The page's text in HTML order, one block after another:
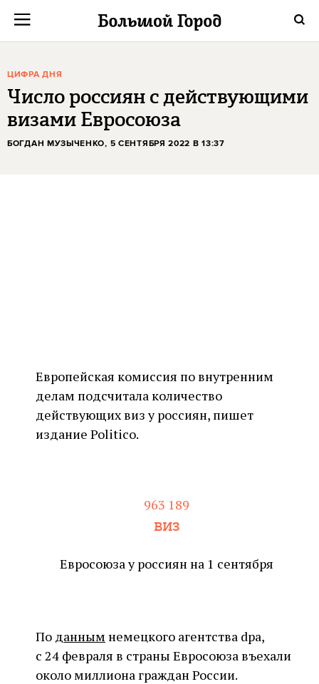
ЦИФРА ДНЯ
Число россиян с действующими
визами Евросоюза
БОГДАН МУЗЫЧЕНКО, 5 СЕНТЯБРЯ 2022 В 13:37
Европейская комиссия по внутренним
делам подсчитала количество
действующих виз у россиян, пишет
издание Politico.
963 189
виз
Евросоюза у россиян на 1 сентября
По данным немецкого агентства dpa,
с 24 февраля в страны Евросоюза въехали
около миллиона граждан России.